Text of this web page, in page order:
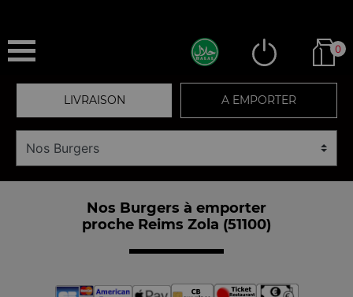
0
LIVRAISON A EMPORTER
Nos Burgers à emporter
proche Reims Zola (51100)